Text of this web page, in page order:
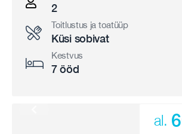
2
Toitlustus ja toatüüp
Küsi sobivat
Kestvus
7 ööd
al.